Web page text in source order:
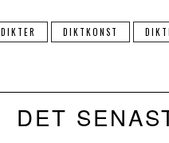
DIKTER DIKTKONST
DET